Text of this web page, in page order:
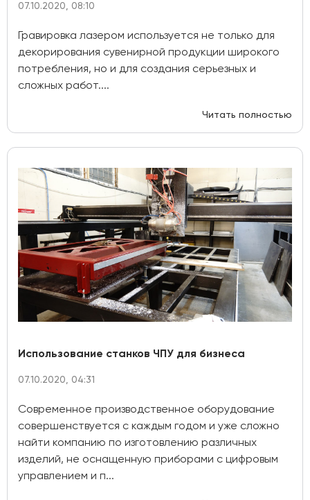
07.10.2020, 08:10
Гравировка лазером используется не только для
декорирования сувенирной продукции широкого
потребления, но и для создания серьезных и
сложных работ....
Читать полностью
Использование станков ЧПУ для бизнеса
07.10.2020, 04:31
Современное производственное оборудование
совершенствуется с каждым годом и уже сложно
найти компанию по изготовлению различных
изделий, не оснащенную приборами с цифровым
управлением и п...